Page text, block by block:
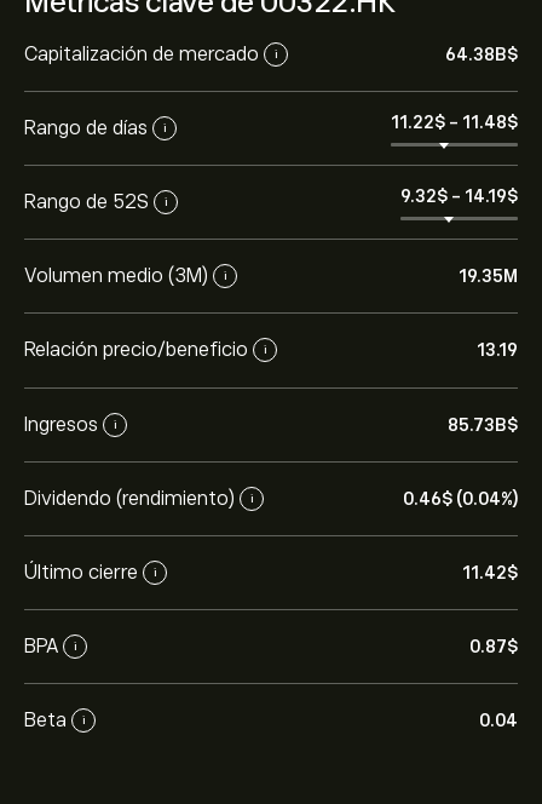
Capitalización de mercado i 64.38B‎$‎
Rango de días i 11.22‎$‎ - 11.48‎$‎
Rango de 52S i 9.32‎$‎ - 14.19‎$‎
Volumen medio (3M) i 19.35M
Relación precio/beneficio i 13.19
Ingresos i 85.73B‎$‎
Dividendo (rendimiento) i 0.46‎$‎ (0.04%)
Último cierre i 11.42‎$‎
BPA i 0.87‎$‎
Beta i 0.04